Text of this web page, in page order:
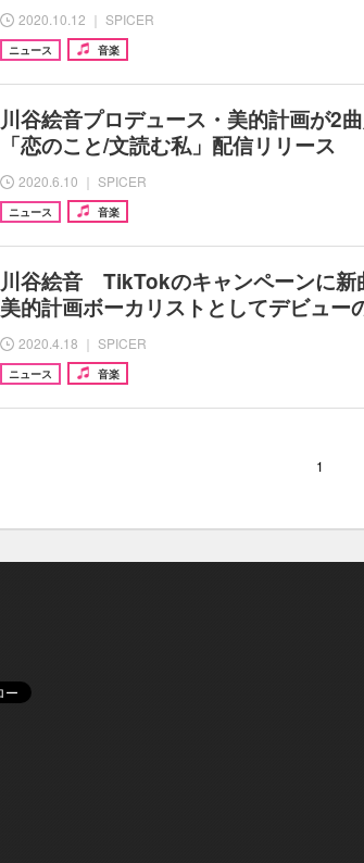
2020.10.12 ｜ SPICER
ニュース 音楽
川谷絵音プロデュース・美的計画が2
「恋のこと/文読む私」配信リリース
2020.6.10 ｜ SPICER
ニュース 音楽
川谷絵音 TikTokのキャンペーンに新
美的計画ボーカリストとしてデビュ
2020.4.18 ｜ SPICER
ニュース 音楽
1